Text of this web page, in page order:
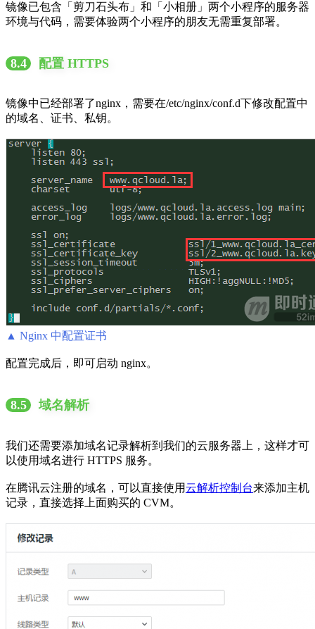
镜像已包含「剪刀石头布」和「小相册」两个小程序的服务器
环境与代码，需要体验两个小程序的朋友无需重复部署。
8.4 配置 HTTPS
镜像中已经部署了nginx，需要在/etc/nginx/conf.d下修改配置中
的域名、证书、私钥。
▲ Nginx 中配置证书
配置完成后，即可启动 nginx。
8.5 域名解析
我们还需要添加域名记录解析到我们的云服务器上，这样才可
以使用域名进行 HTTPS 服务。
在腾讯云注册的域名，可以直接使用云解析控制台来添加主机
记录，直接选择上面购买的 CVM。